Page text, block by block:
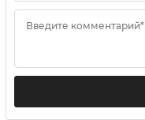
Введите комментарий*